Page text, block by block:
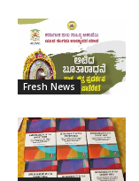
Fresh News